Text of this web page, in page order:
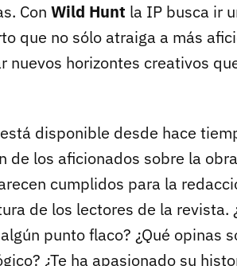
Con Wild Hunt la IP busca ir
que no sólo atraiga a más
horizontes creativos
disponible desde hace
de los aficionados sobre la
cumplidos para la
de los lectores de la revista.
punto flaco? ¿Qué opinas
¿Te ha apasionado su